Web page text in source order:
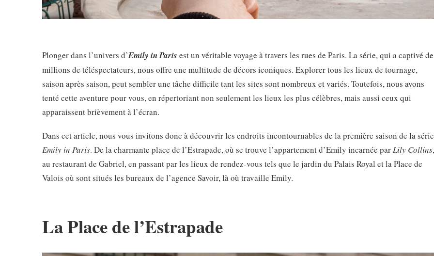
Plonger dans l’univers d’Emily in Paris est un véritable voyage à travers les rues de Paris. La série, qui a captivé
millions de téléspectateurs, nous offre une multitude de décors iconiques. Explorer tous les lieux de tournage,
saison après saison, peut sembler une tâche difficile tant les sites sont nombreux et variés. Toutefois, nous avons
tenté cette aventure pour vous, en répertoriant non seulement les lieux les plus célèbres, mais aussi ceux qui
apparaissent brièvement à l’écran.
Dans cet article, nous vous invitons donc à découvrir les endroits incontournables de la première saison de la série
Emily in Paris. De la charmante place de l’Estrapade, où se trouve l’appartement d’Emily incarnée parLily Collins,
au restaurant de Gabriel, en passant par les lieux de rendez-vous tels que le jardin du Palais Royal et la Place de
Valois où sont situés les bureaux de l’agence Savoir, là où travaille Emily.
LaPlace de l’Estrapade